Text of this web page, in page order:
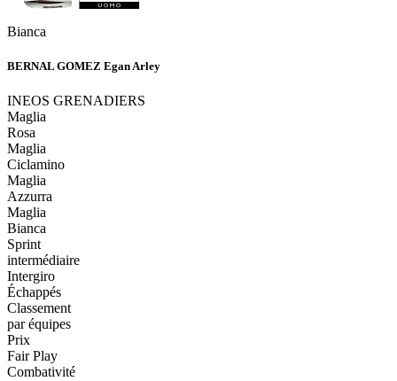
Bianca
BERNAL GOMEZ Egan Arley
INEOS GRENADIERS
Maglia
Rosa
Maglia
Ciclamino
Maglia
Azzurra
Maglia
Bianca
Sprint
intermédiaire
Intergiro
Échappés
Classement
par équipes
Prix
Fair Play
Combativité